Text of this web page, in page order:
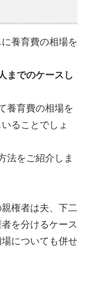
養育費の相場を
までのケースし
養育費の相場を
ることでしょ
法をご紹介しま
権者は夫、下二
を分けるケース
についても併せ